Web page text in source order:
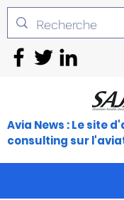
Avia News : Le site
consulting sur